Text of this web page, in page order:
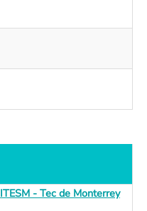
ITESM - Tec de Monterrey